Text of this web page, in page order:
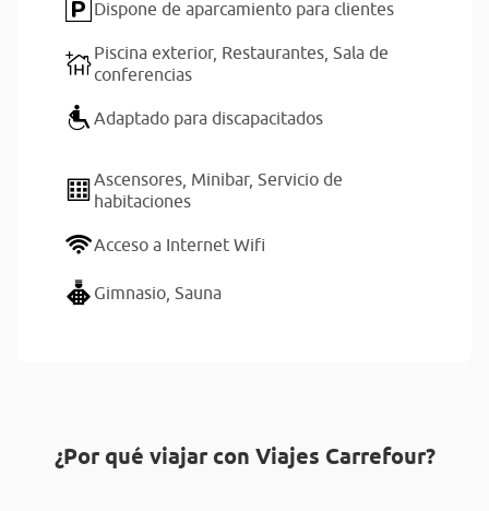
Dispone de aparcamiento para clientes
Piscina exterior, Restaurantes, Sala de
conferencias
Adaptado para discapacitados
Ascensores, Minibar, Servicio de
habitaciones
Acceso a Internet Wifi
Gimnasio, Sauna
¿Por qué viajar con Viajes Carrefour?